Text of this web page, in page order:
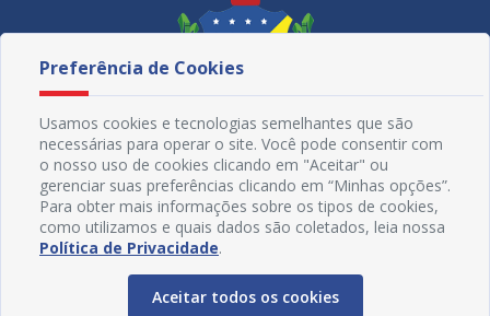
Redes Sociais
Preferência de Cookies
Usamos cookies e tecnologias semelhantes que são
necessárias para operar o site. Você pode consentir com
o nosso uso de cookies clicando em "Aceitar" ou
gerenciar suas preferências clicando em “Minhas opções”.
Para obter mais informações sobre os tipos de cookies,
como utilizamos e quais dados são coletados, leia nossa
Política de Privacidade.
Aceitar todos os cookies